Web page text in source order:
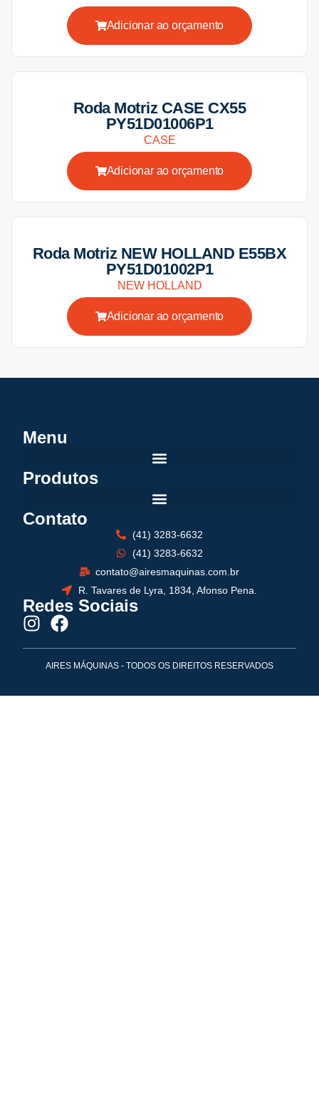
Adicionar ao orçamento
Roda Motriz CASE CX55
PY51D01006P1
CASE
Adicionar ao orçamento
Roda Motriz NEW HOLLAND E55BX
PY51D01002P1
NEW HOLLAND
Adicionar ao orçamento
Menu
Produtos
Contato
(41) 3283-6632
(41) 3283-6632
contato@airesmaquinas.com.br
R. Tavares de Lyra, 1834, Afonso Pena.
Redes Sociais
AIRES MÁQUINAS - TODOS OS DIREITOS RESERVADOS